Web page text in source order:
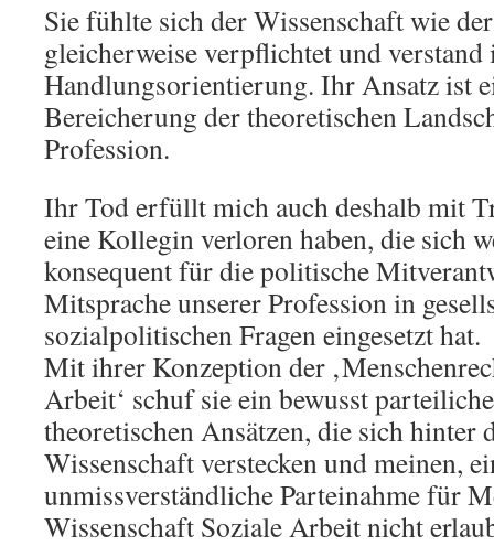
Sie fühlte sich der Wissenschaft wie
gleicherweise verpflichtet und
Handlungsorientierung. Ihr Ansatz ist
Bereicherung der theoretischen
Profession.
Ihr Tod erfüllt mich auch deshalb mit
eine Kollegin verloren haben, die sich
konsequent für die politische
Mitsprache unserer Profession in
sozialpolitischen Fragen eingesetzt hat.
Mit ihrer Konzeption der
Arbeit‘ schuf sie ein bewusst
theoretischen Ansätzen, die sich hinter
Wissenschaft verstecken und meinen,
unmissverständliche Parteinahme für
Wissenschaft Soziale Arbeit nicht